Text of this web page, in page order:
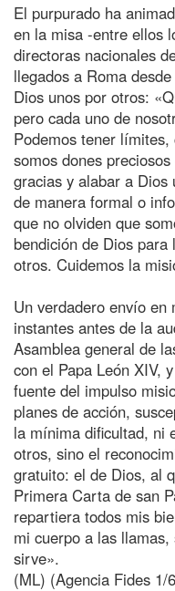
El purpurado ha
en la misa -entre ellos
directoras nacionales
llegados a Roma
Dios unos por otros:
pero cada uno de
Podemos tener
somos dones
gracias y alabar a Dios
de manera formal o
que no olviden que
bendición de Dios
otros. Cuidemos la
Un verdadero envío en
instantes antes de la
Asamblea general de
con el Papa León XIV,
fuente del impulso
planes de acción,
la mínima dificultad, ni
otros, sino el
gratuito: el de Dios, al
Primera Carta de san
repartiera todos mis
mi cuerpo a las
sirve».
(ML) (Agencia Fides 1/